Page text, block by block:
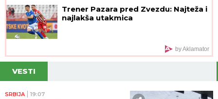
Trener Pazara pred Zvezdu: Najteža i
najlakša utakmica
by Aklamator
VESTI
SRBIJA 19:07